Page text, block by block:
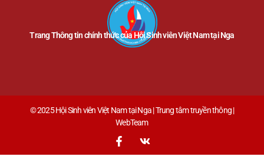
Trang Thông tin chính thức của Hội Sinh viên Việt Nam tại Nga
© 2025 Hội Sinh viên Việt Nam tại Nga | Trung tâm truyền thông |
WebTeam